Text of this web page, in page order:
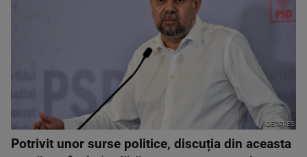
AGERPRES
Potrivit unor surse politice, discuția din aceasta